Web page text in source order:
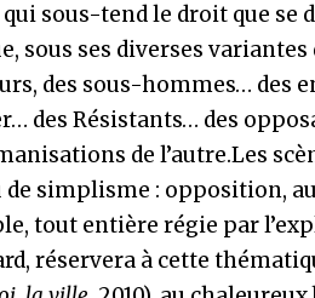
sous-tend le droit que se
ses diverses variantes
des sous-hommes… des
des Résistants… des
de l’autre.Les
simplisme : opposition,
tout entière régie par
réservera à cette